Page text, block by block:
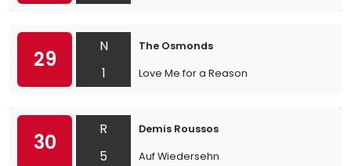
29
N
1
The Osmonds
Love Me for a Reason
30
R
5
Demis Roussos
Auf Wiedersehn